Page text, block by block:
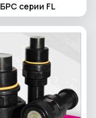
БРС серии FL